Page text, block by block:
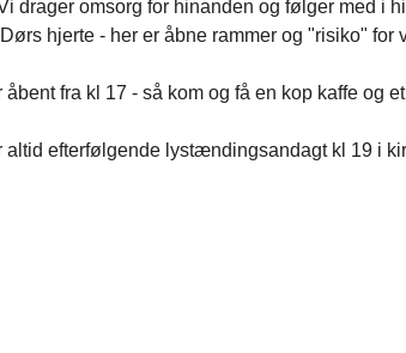
drager omsorg for hinanden og følger med i
hjerte - her er åbne rammer og "risiko" for
åbent fra kl 17 - så kom og få en kop kaffe og
altid efterfølgende lystændingsandagt kl 19 i